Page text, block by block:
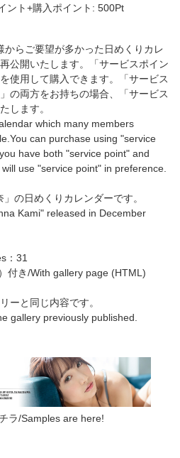
ント+購入ポイント: 500Pt
らご要望が多かった日めくりカレ
公開いたします。「サービスポイン
使用して購入できます。「サービス
の両方をお持ちの場合、「サービス
します。
which many members
can purchase using "service
have both "service point" and
use "service point" in preference.
の日めくりカレンダーです。
Kami" released in December
：31
付き/With gallery page (HTML)
ーと同じ内容です。
gallery previously published.
ラ/Samples are here!